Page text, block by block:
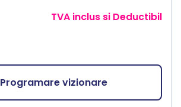
TVA inclus si Deductibil
Programare vizionare